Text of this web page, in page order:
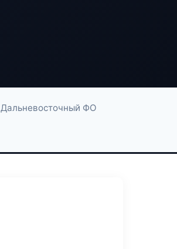
Дальневосточный ФО